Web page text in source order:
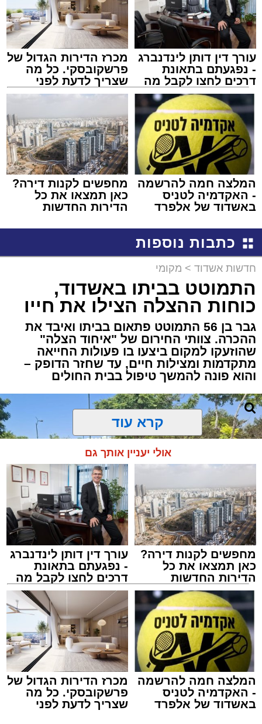
עורך דין דותן לינדנברג
- נפגעתם בתאונת
דרכים לחצו לקבל מה
שמגיע לכם
מכרז הדירות הגדול של
פרשקובסקי. כל מה
שצריך לדעת לפני
שמגישים הצעה לדירה
המלצה חמה להרשמה
- האקדמיה לטניס
באשדוד של אלפרד
מחפשים לקנות דירה?
כאן תמצאו את כל
הדירות החדשות
כתבות נוספות
חדשות אשדוד > מקומי
התמוטט בביתו באשדוד,
כוחות ההצלה הצילו את חייו
גבר בן 56 התמוטט פתאום בביתו ואיבד את
ההכרה. צוותי החירום של "איחוד הצלה"
שהוזעקו למקום ביצעו בו פעולות החייאה
מתקדמות ומצילות חיים, עד שחזר הדופק –
והוא פונה להמשך טיפול בבית החולים
צילום: דוברות איחוד הצלה
מערכת האתר / 15:39 07.08.26
תגים:איחוד הצלה, אשדוד, הצלה
קרא עוד
אולי יעניין אותך גם
מחפשים לקנות דירה?
כאן תמצאו את כל
הדירות החדשות
למכירה באשדוד >>>
עורך דין דותן לינדנברג
- נפגעתם בתאונת
דרכים לחצו לקבל מה
שמגיע לכם
המלצה חמה להרשמה
- האקדמיה לטניס
באשדוד של אלפרד
מכרז הדירות הגדול של
פרשקובסקי. כל מה
שצריך לדעת לפני